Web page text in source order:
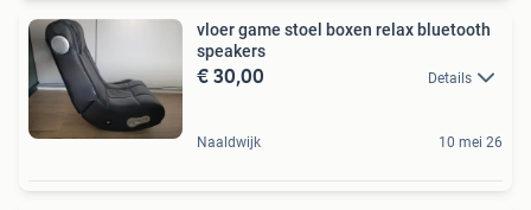
vloer game stoel boxen relax bluetooth
speakers
€ 30,00 Details
Naaldwijk 10 mei 26